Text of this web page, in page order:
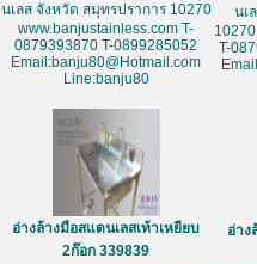
นเลส จังหวัด สมุทรปราการ 10270
www.banjustainless.com T-
0879393870 T-0899285052
Email:banju80@Hotmail.com
Line:banju80
นเ
T-
อ่างล้างมือสแตนเลสเท้าเหยียบ
2ก๊อก 339839
อ่าง